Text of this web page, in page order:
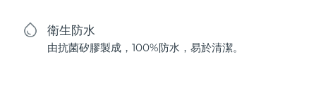
衛生防水
由抗菌矽膠製成，100%防水，易於清潔。